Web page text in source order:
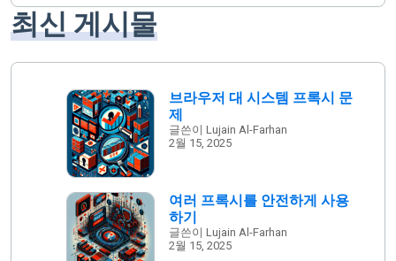
최신 게시물
브라우저 대 시스템 프록시 문
제
글쓴이 Lujain Al-Farhan
2월 15, 2025
여러 프록시를 안전하게 사용
하기
글쓴이 Lujain Al-Farhan
2월 15, 2025